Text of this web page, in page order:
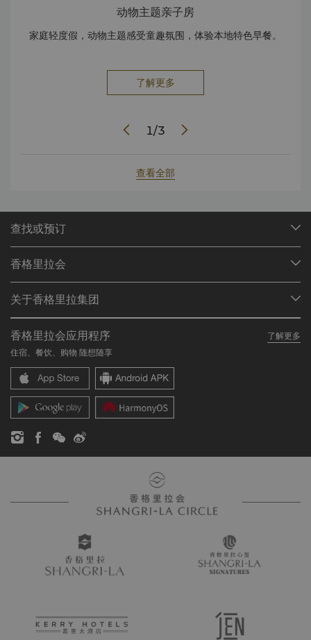
动物主题亲子房
家庭轻度假，动物主题感受童趣氛围，体验本地特色早餐。
了解更多
1/3
查看全部
查找或预订
查找预订
餐厅与酒吧
香格里拉会
加入香格里拉会
常见问题
联络我们
关于香格里拉集团
我们的酒店品牌
香格里拉中心
香格里拉公寓
联系方式
职业发展
企业社会责任
新闻稿
香格里拉会应用程序
了解更多
住宿、餐饮、购物 随想随享